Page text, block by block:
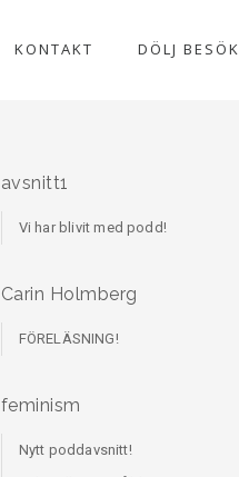
KONTAKT DÖLJ BESÖK
avsnitt1
Vi har blivit med podd!
Carin Holmberg
FÖRELÄSNING!
feminism
Nytt poddavsnitt!